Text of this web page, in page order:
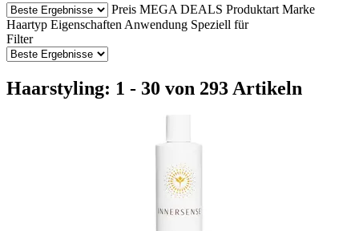
Preis MEGA DEALS Produktart Marke
Haartyp Eigenschaften Anwendung Speziell für
Filter
Haarstyling: 1 - 30 von 293 Artikeln